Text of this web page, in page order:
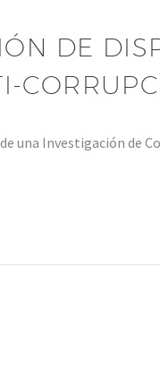
DE
una Investigación